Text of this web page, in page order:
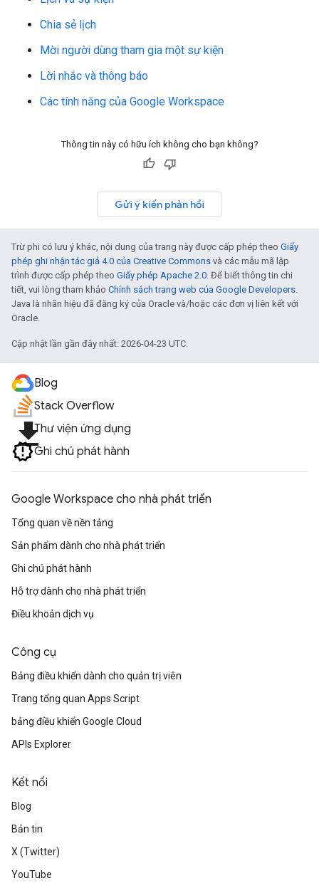
Chia sẻ lịch
Mời người dùng tham gia một sự kiện
Lời nhắc và thông báo
Các tính năng của Google Workspace
Thông tin này có hữu ích không cho bạn không?
Gửi ý kiến phản hồi
Trừ phi có lưu ý khác, nội dung của trang này được cấp phép theo Giấy
phép ghi nhận tác giả 4.0 của Creative Commons và các mẫu mã lập
trình được cấp phép theo Giấy phép Apache 2.0 . Để biết thông tin chi
tiết, vui lòng tham khảo Chính sách trang web của Google Developers
Java là nhãn hiệu đã đăng ký của Oracle và/hoặc các đơn vị liên kết với
Oracle.
Cập nhật lần gần đây nhất: 2026-04-23 UTC.
Blog
Stack Overflow
file_downloadThư viện ứng dụng
Ghi chú phát hành
Google Workspace cho nhà phát triển
Tổng quan về nền tảng
Sản phẩm dành cho nhà phát triển
Ghi chú phát hành
Hỗ trợ dành cho nhà phát triển
Điều khoản dịch vụ
Công cụ
Bảng điều khiển dành cho quản trị viên
Trang tổng quan Apps Script
bảng điều khiển Google Cloud
APIs Explorer
Kết nối
Blog
Bản tin
X (Twitter)
YouTube